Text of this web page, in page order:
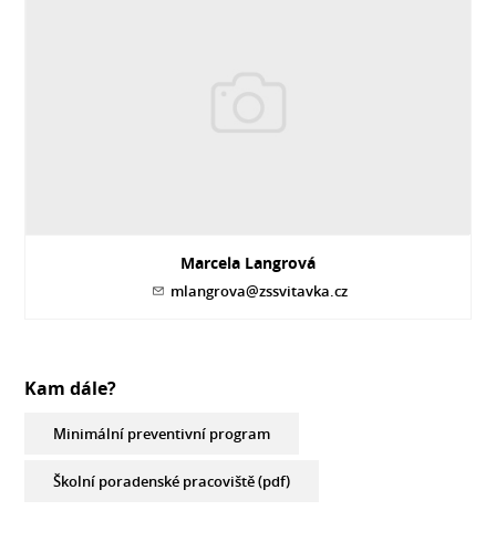
Marcela Langrová
mlangrova@zssvitavka.cz
Kam dále?
Minimální preventivní program
Školní poradenské pracoviště (pdf)